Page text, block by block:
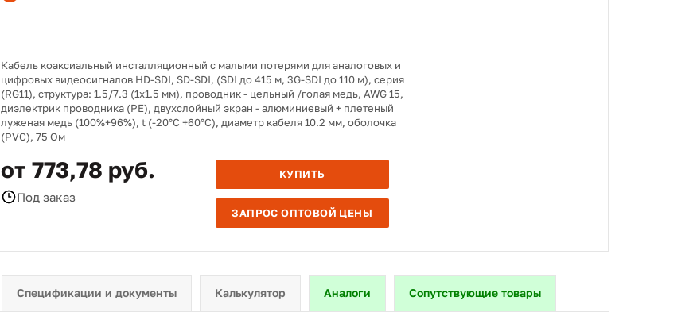
Кабель коаксиальный инсталляционный с малыми потерями для аналоговых и
цифровых видеосигналов HD-SDI, SD-SDI, (SDI до 415 м, 3G-SDI до 110 м), серия
(RG11), структура: 1.5/7.3 (1х1.5 мм), проводник - цельный /голая медь, AWG 15,
диэлектрик проводника (PE), двухслойный экран - алюминиевый + плетеный
луженая медь (100%+96%), t (-20°C +60°C), диаметр кабеля 10.2 мм, оболочка
(PVC), 75 Ом
от 773,78 руб.
Под заказ
КУПИТЬ
ЗАПРОС ОПТОВОЙ ЦЕНЫ
Спецификации и документы Калькулятор Аналоги Сопутствующие товары